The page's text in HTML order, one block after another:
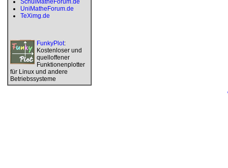
SchulMatheForum.de
UniMatheForum.de
TeXimg.de
FunkyPlot:
Kostenloser und
quelloffener
Funktionenplotter
für Linux und andere
Betriebssysteme